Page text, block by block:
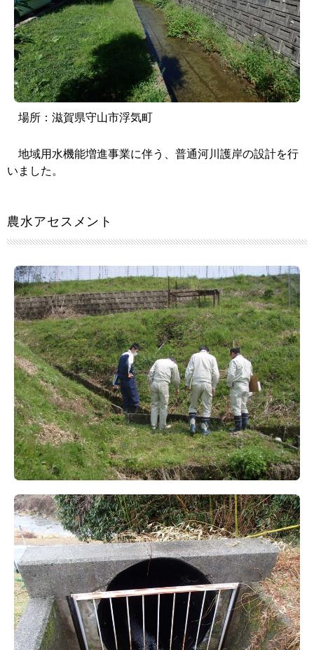
場所： 滋賀県守山市浮気町
地域用水機能増進事業に伴う、普通河川護岸の設計を行
いました。
農水アセスメント